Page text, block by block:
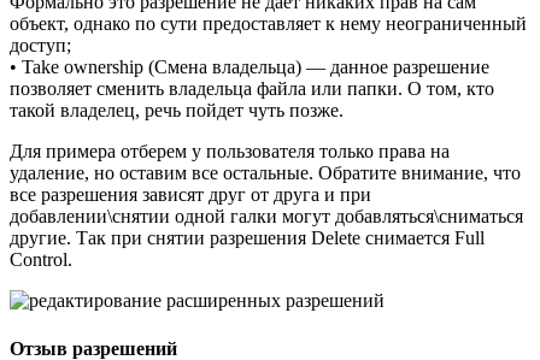
объект, однако по сути предоставляет к нему неограниченный
доступ;
• Take ownership (Смена владельца) — данное разрешение
позволяет сменить владельца файла или папки. О том, кто
такой владелец, речь пойдет чуть позже.
Для примера отберем у пользователя только права на
удаление, но оставим все остальные. Обратите внимание, что
все разрешения зависят друг от друга и при
добавлении\снятии одной галки могут добавляться\сниматься
другие. Так при снятии разрешения Delete снимается Full
Control.
Отзыв разрешений